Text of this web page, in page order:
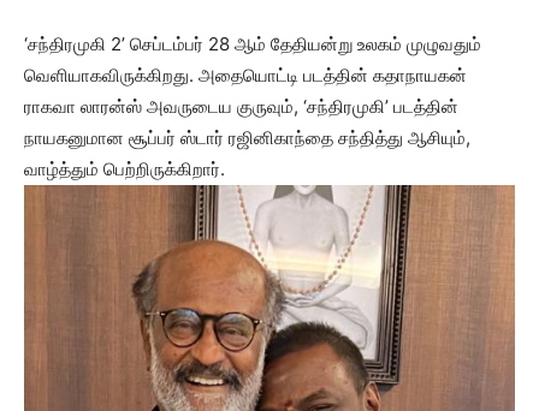
‘சந்திரமுகி 2’ செப்டம்பர் 28 ஆம் தேதியன்று உலகம் முழுவதும்
வெளியாகவிருக்கிறது. அதையொட்டி படத்தின் கதாநாயகன்
ராகவா லாரன்ஸ் அவருடைய குருவும், ‘சந்திரமுகி’ படத்தின்
நாயகனுமான சூப்பர் ஸ்டார் ரஜினிகாந்தை சந்தித்து ஆசியும்,
வாழ்த்தும் பெற்றிருக்கிறார்.